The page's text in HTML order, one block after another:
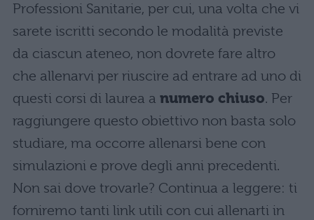
Professioni Sanitarie, per cui, una volta che vi
sarete iscritti secondo le modalità previste
da ciascun ateneo, non dovrete fare altro
che allenarvi per riuscire ad entrare ad uno di
questi corsi di laurea a numero chiuso. Per
raggiungere questo obiettivo non basta solo
studiare, ma occorre allenarsi bene con
simulazioni e prove degli anni precedenti.
Non sai dove trovarle? Continua a leggere: ti
forniremo tanti link utili con cui allenarti in